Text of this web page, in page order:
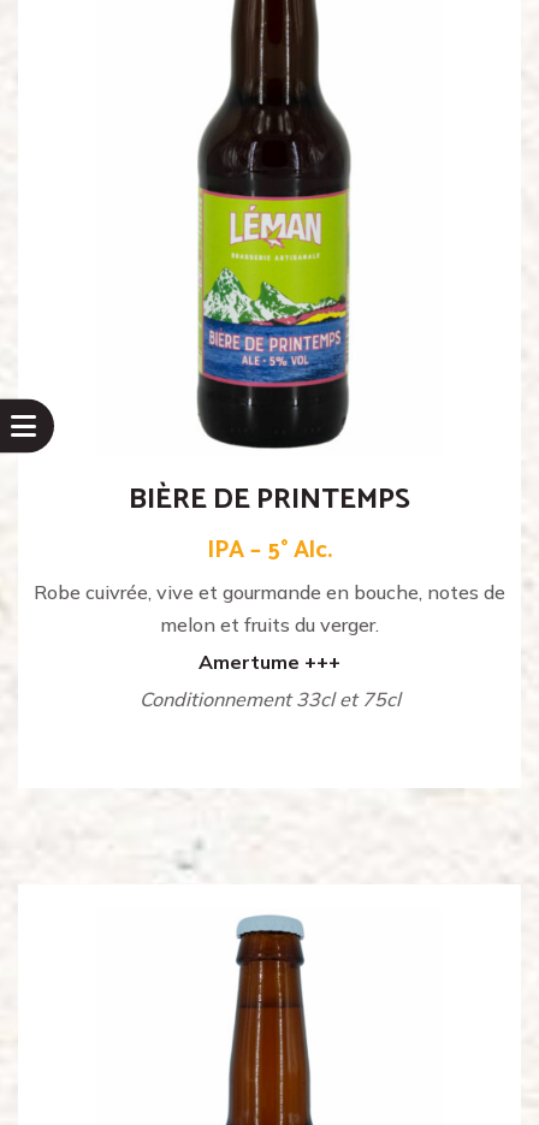
BIÈRE DE PRINTEMPS
IPA – 5° Alc.
Robe cuivrée, vive et gourmande en bouche, notes de
melon et fruits du verger.
Amertume +++
Conditionnement 33cl et 75cl